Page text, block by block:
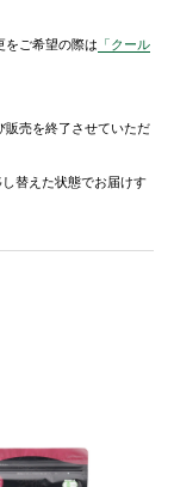
をご希望の際は 「クール
販売を終了させていただ
替えた状態でお届けす